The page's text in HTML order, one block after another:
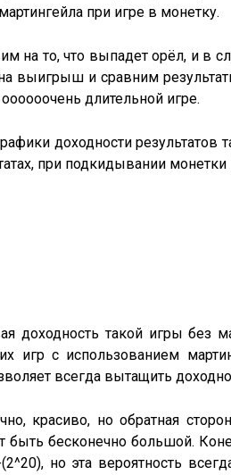
при игре в монетку.
на то, что выпадет орёл, и в
выигрыш и сравним
длительной игре.
доходности результатов
при подкидывании монетки
доходность такой игры без
игр с использованием
всегда вытащить
красиво, но обратная
быть бесконечно большой.
но эта вероятность